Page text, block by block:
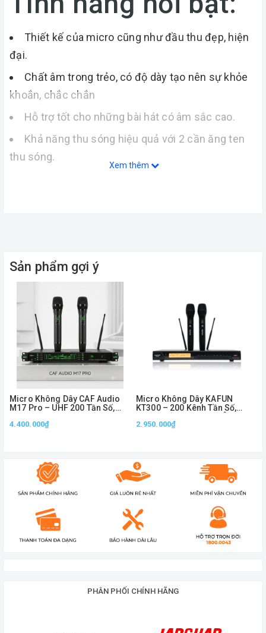
Thiết kế của micro cũng như đầu thu đẹp, hiện
đại.
Chất âm trong trẻo, có độ dày tạo nên sự khỏe
khoắn, chắc chắn
Hỗ trợ tốt cho những bài hát có âm sắc cao.
Khả năng thu sóng hiệu quả với 2 cần ăng ten
thu sóng.
ASAWA A68
Tên sản phẩm: Micro Asawa A68
Mã sản phẩm: A68
Tần số: UHF 794MHZ – 840MHZ
Xem thêm
Sản phẩm gợi ý
Micro Không Dây CAF Audio
M17 Pro – UHF 200 Tần Số,
& Karaoke
4.400.000₫
Micro Không Dây KAFUN
KT300 – 200 Kênh Tần Số,
Thanh Chuyên Nghiệp
2.950.000₫
PHÂN PHỐI CHÍNH HÃNG